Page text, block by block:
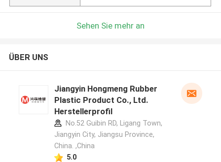
Sehen Sie mehr an
ÜBER UNS
Jiangyin Hongmeng Rubber
Plastic Product Co., Ltd.
Herstellerprofil
No.52 Guibin RD, Ligang Town,
Jiangyin City, Jiangsu Province,
China. ,China
5.0